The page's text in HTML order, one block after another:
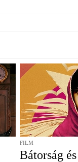
FILM
Bátorság